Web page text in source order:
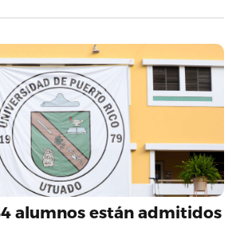
alumnos están admitidos